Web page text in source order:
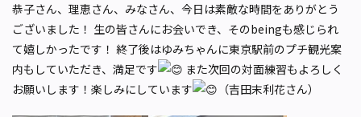
恭子さん、理恵さん、みなさん、今日は素敵な時間をありがとう
ございました！ 生の皆さんにお会いでき、そのbeingも感じられ
て嬉しかったです！ 終了後はゆみちゃんに東京駅前のプチ観光案
内もしていただき、満足です
また次回の対面練習もよろしく
お願いします！楽しみにしています
（吉田末利花さん）